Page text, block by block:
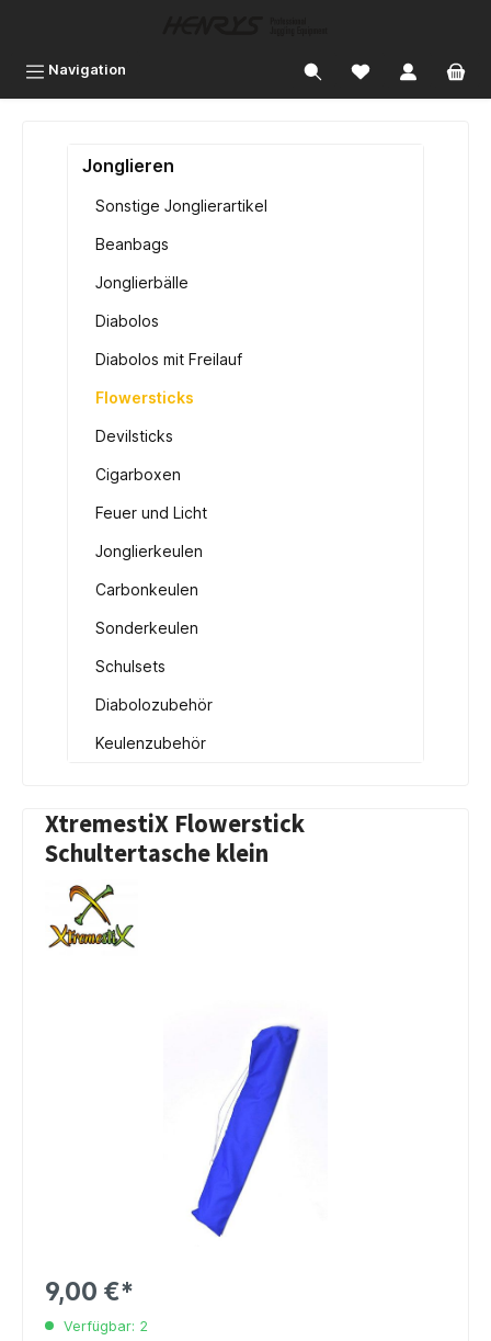
Navigation
Jonglieren
Sonstige Jonglierartikel
Beanbags
Jonglierbälle
Diabolos
Diabolos mit Freilauf
Flowersticks
Devilsticks
Cigarboxen
Feuer und Licht
Jonglierkeulen
Carbonkeulen
Sonderkeulen
Schulsets
Diabolozubehör
Keulenzubehör
XtremestiX Flowerstick
Schultertasche klein
9,00 €*
Verfügbar: 2